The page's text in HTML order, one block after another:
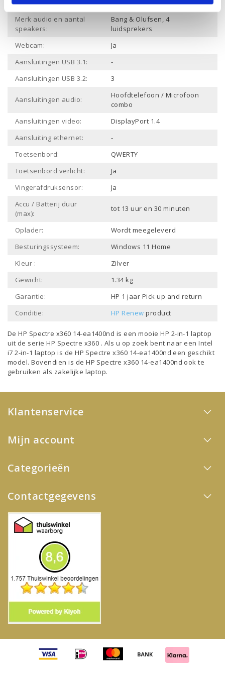
Bluetooth:
Merk audio en aantal
speakers:
Bang & Olufsen, 4
luidsprekers
Webcam:
Ja
Aansluitingen USB 3.1:
-
Aansluitingen USB 3.2:
3
Aansluitingen audio:
Hoofdtelefoon / Microfoon
combo
Aansluitingen video:
DisplayPort 1.4
Aansluiting ethernet:
-
Toetsenbord:
QWERTY
Toetsenbord verlicht:
Ja
Vingerafdruksensor:
Ja
Accu / Batterij duur
(max):
tot 13 uur en 30 minuten
Oplader:
Wordt meegeleverd
Besturingssysteem:
Windows 11 Home
Kleur :
Zilver
Gewicht:
1.34 kg
Garantie:
HP 1 jaar Pick up and return
Conditie:
HP Renew product
De HP Spectre x360 14-ea1400nd is een mooieHP 2-in-1 laptop
uit de serieHP Spectre x360 . Als u op zoek bent naar eenIntel
i7 2-in-1 laptopis de HP Spectre x360 14-ea1400nd een geschikt
model. Bovendien is de HP Spectre x360 14-ea1400nd ook te
gebruiken als zakelijke laptop.
Klantenservice
Mijn account
Categorieën
Contactgegevens